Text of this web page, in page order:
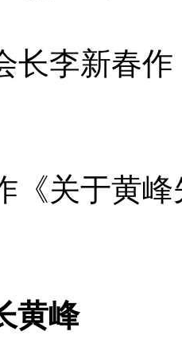
长李新春
《关于黄
黄峰